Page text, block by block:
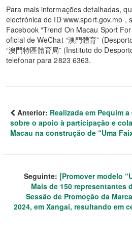
Para mais informações detalhadas,
electrónica do ID www.sport.gov.mo ,
Facebook “Trend On Macau Sport
oficial de WeChat “澳門體育”
“澳門特區體育局” (Instituto do
telefonar para 2823 6363.
Anterior: Realizada em Pequim
sobre o apoio à participação e
Macau na construção de “Uma
Seguinte: [Promover modelo
Mais de 150 representantes
Sessão de Promoção da
2024, em Xangai, resultando em